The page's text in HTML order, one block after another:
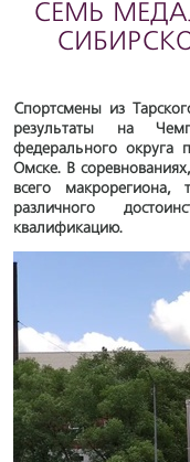
СЕМЬ
Спортсмены из
результаты на
федерального округа
Омске. В
всего
различного
квалификацию.